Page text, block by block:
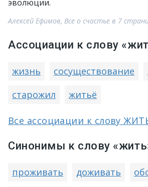
эволюции.
Алексей Ефимов, Все о счастье в 7
Ассоциации к слову
жизнь сосуществование
старожил
житьё
Все ассоциации к слову
Синонимы к слову
проживать доживать